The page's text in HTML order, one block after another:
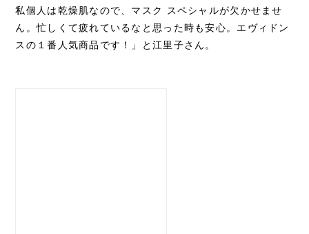
私個人は乾燥肌なので、マスク スペシャルが欠かせませ
ん。忙しくて疲れているなと思った時も安心。エヴィドン
スの１番人気商品です！」と江里子さん。